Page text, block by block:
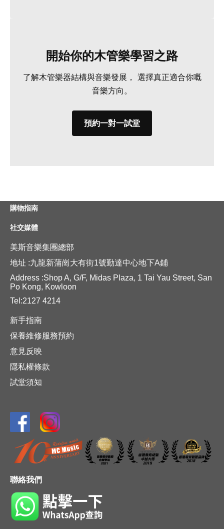
開始你的木管樂學習之路
了解木管樂器結構與音樂發展， 選擇真正適合你嘅
音樂方向。
預約一對一試堂
購物指南
社交媒體
美斯音樂集團總部
地址 :九龍新蒲崗大有街1號勤達中心地下A鋪
Address :Shop A, G/F, Midas Plaza, 1 Tai Yau Street, San
Po Kong, Kowloon
Tel:2127 4214
新手指南
保養維修服務預約
意見反映
隱私權條款
試堂須知
聯絡我們